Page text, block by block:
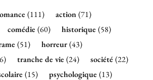
(111) action(71)
comédie (60) historique (58)
(51) horreur(43)
tranche de vie (24) société (22)
(15) psychologique (13)